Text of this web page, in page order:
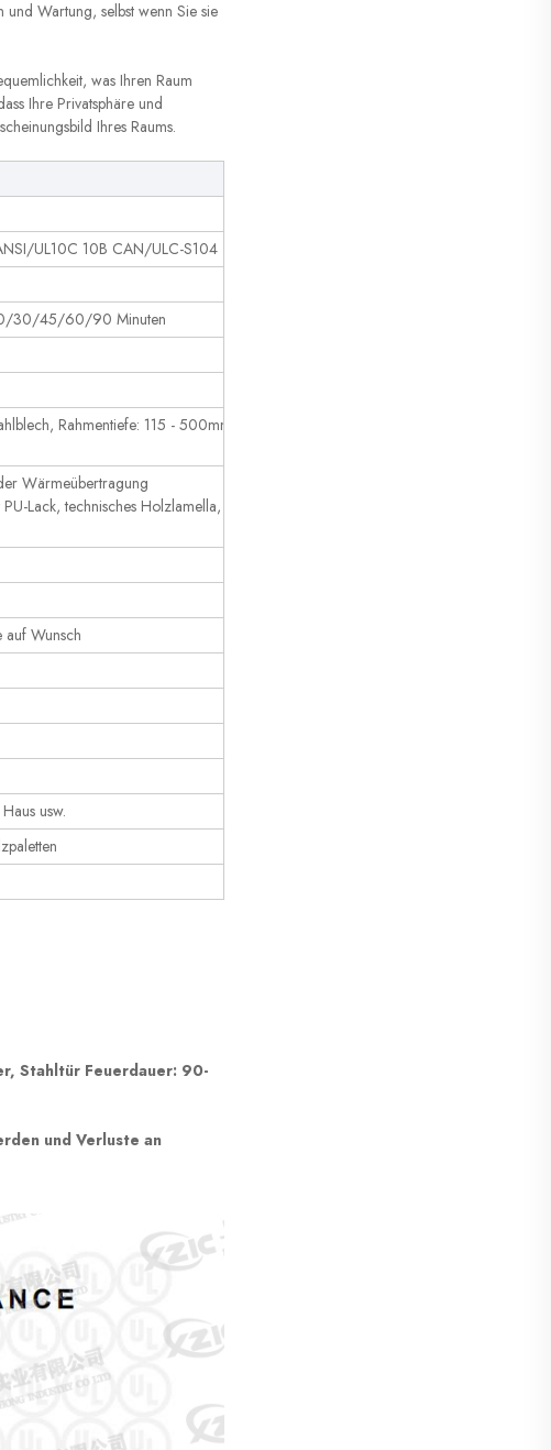
Wartung, selbst wenn Sie sie
was Ihren Raum
Ihre Privatsphäre und
Ihres Raums.
UL10C 10B CAN/ULC-S104
30/45/60/90 Minuten
Rahmentiefe: 115 - 500mm
Wärmeübertragung
Lack, technisches Holzlamella,
auf Wunsch
usw.
Stahltür Feuerdauer: 90-
und Verluste an